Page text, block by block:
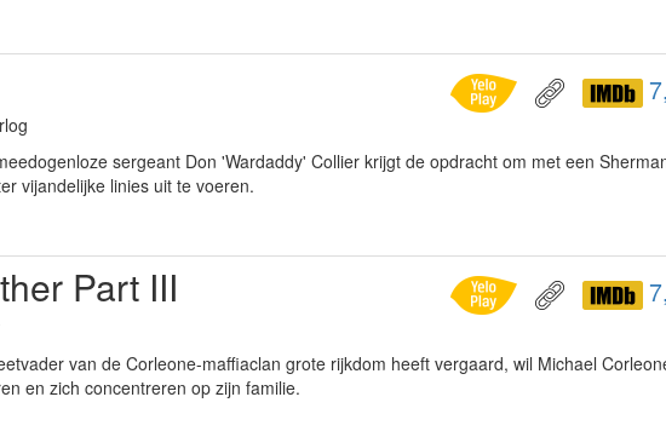
sergeant Don 'Wardaddy' Collier krijgt de opdracht om met een
vijandelijke linies uit te voeren.
Part III
van de Corleone-maffiaclan grote rijkdom heeft vergaard, wil Michael
en zich concentreren op zijn familie.